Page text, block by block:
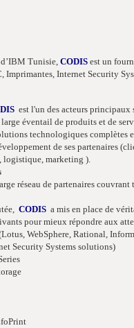
Tunisie, CODIS est un
Imprimantes, Internet Security
est l'un des acteurs
éventail de produits et de
technologiques complètes
de ses partenaires
marketing ).
réseau de partenaires
CODIS a mis en place de
pour mieux répondre aux
WebSphere, Rational,
Security Systems solutions)